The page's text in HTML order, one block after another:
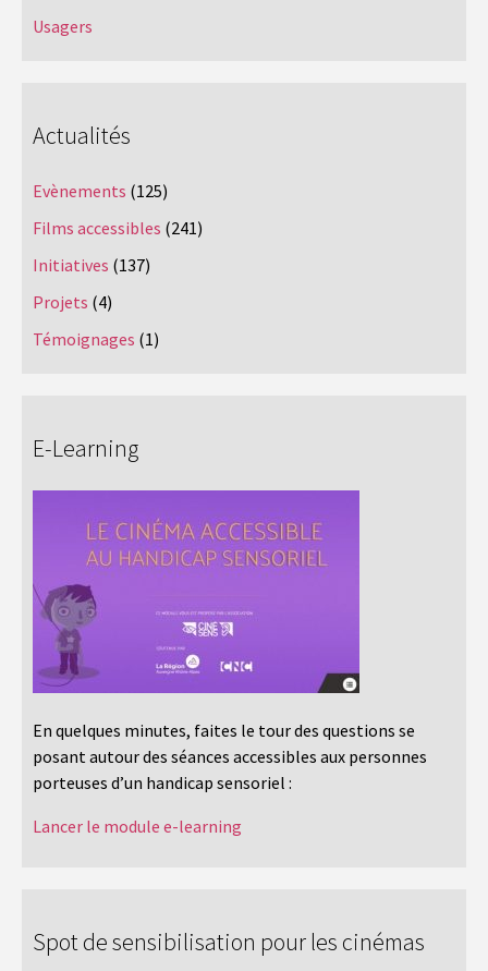
Usagers
Actualités
Evènements (125)
Films accessibles (241)
Initiatives (137)
Projets (4)
Témoignages (1)
E-Learning
En quelques minutes, faites le tour des questions se
posant autour des séances accessibles aux personnes
porteuses d’un handicap sensoriel :
Lancer le module e-learning
Spot de sensibilisation pour les cinémas